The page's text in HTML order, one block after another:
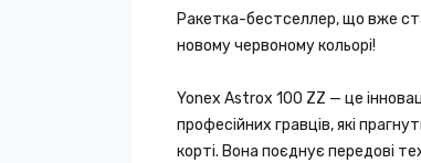
Ракетка-бестселлер, що вже
новому червоному кольорі!
Yonex Astrox 100 ZZ — це
професійних гравців, які
корті. Вона поєднує передові